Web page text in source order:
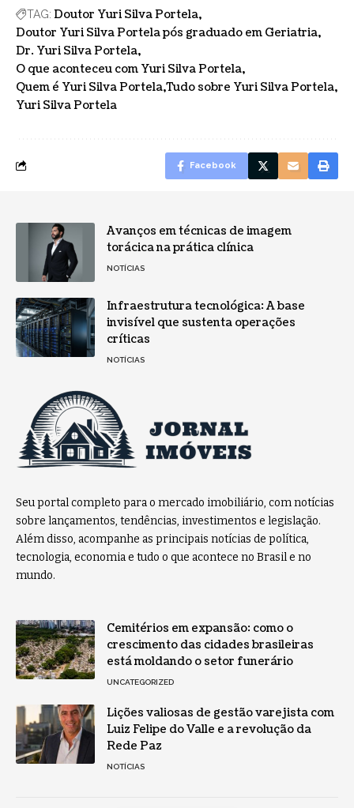
TAG: Doutor Yuri Silva Portela
Doutor Yuri Silva Portela pós graduado em Geriatria
Dr. Yuri Silva Portela
O que aconteceu com Yuri Silva Portela
Quem é Yuri Silva Portela Tudo sobre Yuri Silva Portela
Yuri Silva Portela
Facebook
Avanços em técnicas de imagem
torácica na prática clínica
NOTÍCIAS
Infraestrutura tecnológica: A base
invisível que sustenta operações
críticas
NOTÍCIAS
Seu portal completo para o mercado imobiliário, com notícias
sobre lançamentos, tendências, investimentos e legislação.
Além disso, acompanhe as principais notícias de política,
tecnologia, economia e tudo o que acontece no Brasil e no
mundo.
Cemitérios em expansão: como o
crescimento das cidades brasileiras
está moldando o setor funerário
UNCATEGORIZED
Lições valiosas de gestão varejista com
Luiz Felipe do Valle e a revolução da
Rede Paz
NOTÍCIAS